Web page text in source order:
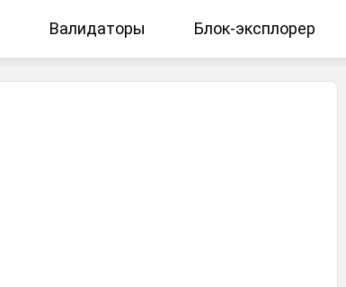
Валидаторы Блок-эксплорер